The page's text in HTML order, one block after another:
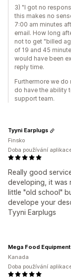
3) "I got no
this makes no
7:00 am minutes
email. How long
not to get "billed
of 19 and 45
would have been
reply time.
Furthermore we
do have the ability
support team.
Really good
developing, it was
little "old school"
develope your
Tyyni Earplugs
Tyyni Earplugs
Finsko
Doba používání
Mega Food Equipment
Kanada
Doba používání